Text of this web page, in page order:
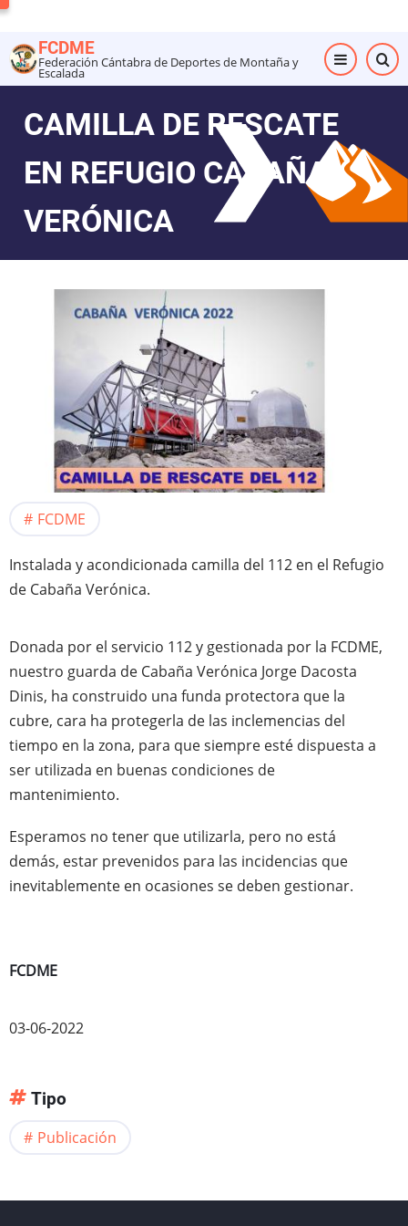
al
contenido
principal
FCDME
Federación Cántabra de Deportes de Montaña y
Escalada
CAMILLA DE RESCATE
EN REFUGIO CABAÑA
VERÓNICA
FCDME
Instalada y acondicionada camilla del 112 en el Refugio
de Cabaña Verónica.
Donada por el servicio 112 y gestionada por la FCDME,
nuestro guarda de Cabaña Verónica Jorge Dacosta
Dinis, ha construido una funda protectora que la
cubre, cara ha protegerla de las inclemencias del
tiempo en la zona, para que siempre esté dispuesta a
ser utilizada en buenas condiciones de
mantenimiento.
Esperamos no tener que utilizarla, pero no está
demás, estar prevenidos para las incidencias que
inevitablemente en ocasiones se deben gestionar.
FCDME
03-06-2022
Tipo
Publicación